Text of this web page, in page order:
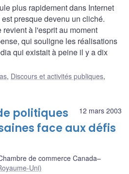
plus rapidement dans Internet
presque devenu un cliché.
revient à l'esprit au moment
qui souligne les réalisations
qui existait à peine il y a dix
, Discours et activités publiques,
12 mars 2003
politiques
face aux défis
de commerce Canada–
Uni)